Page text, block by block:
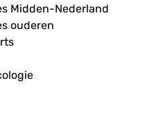
Midden-Nederland
ouderen